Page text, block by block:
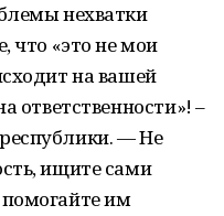
нехватки
что «это не мои
на вашей
ответственности»! –
— Не
ищите сами
им